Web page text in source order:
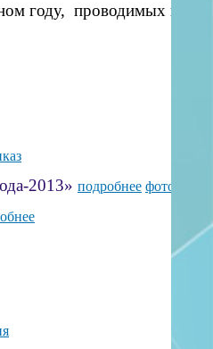
году, проводимых
2013» подробнее фото